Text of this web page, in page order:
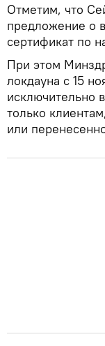
Отметим, что
предложение о
сертификат по
При этом
локдауна с 15
исключительно
только
или